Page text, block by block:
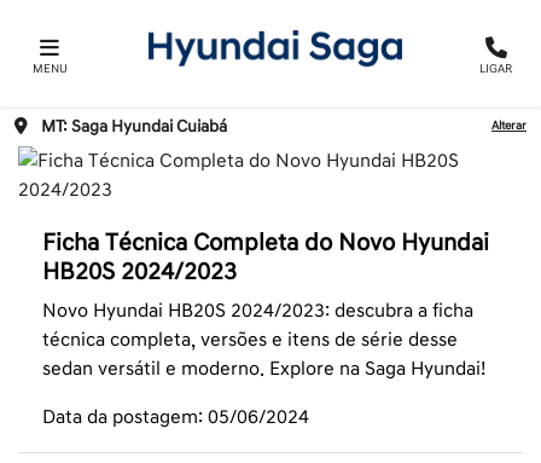
MENU LIGAR
MT: Saga Hyundai Cuiabá Alterar
Ficha Técnica Completa do Novo Hyundai
HB20S 2024/2023
Novo Hyundai HB20S 2024/2023: descubra a ficha
técnica completa, versões e itens de série desse
sedan versátil e moderno. Explore na Saga Hyundai!
Data da postagem: 05/06/2024